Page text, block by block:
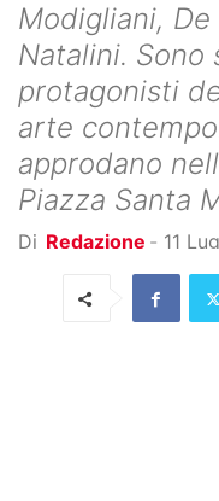
Modigliani,
Natalini. Sono
protagonisti
arte
approdano
Piazza Santa
Di Redazione - 11